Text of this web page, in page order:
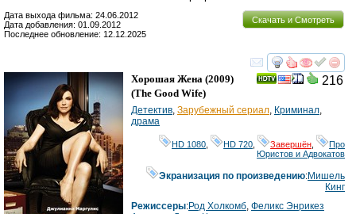
Скачать и Смотреть
Дата выхода фильма: 24.06.2012
Дата добавления: 01.09.2012
Последнее обновление: 12.12.2025
смотреть
216
Хорошая Жена (2009)
(The Good Wife)
Детектив, Зарубежный сериал, Криминал,
драма
HD 1080 HD 720 Завершён
Про
Юристов и Адвокатов
Экранизация по произведению:Мишель
Кинг
Режиссеры:Род Холкомб, Феликс Энрикез